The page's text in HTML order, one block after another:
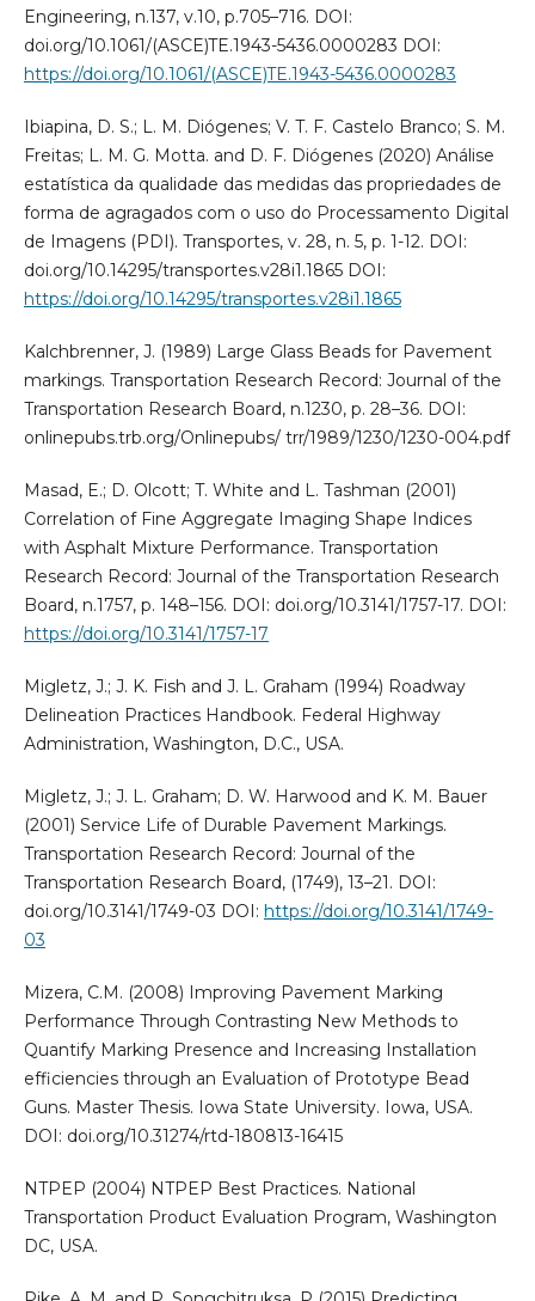
Engineering, n.137, v.10, p.705–716. DOI:
doi.org/10.1061/(ASCE)TE.1943-5436.0000283 DOI:
https://doi.org/10.1061/(ASCE)TE.1943-5436.0000283
Ibiapina, D. S.; L. M. Diógenes; V. T. F. Castelo Branco; S. M.
Freitas; L. M. G. Motta. and D. F. Diógenes (2020) Análise
estatística da qualidade das medidas das propriedades de
forma de agragados com o uso do Processamento Digital
de Imagens (PDI). Transportes, v. 28, n. 5, p. 1-12. DOI:
doi.org/10.14295/transportes.v28i1.1865 DOI:
https://doi.org/10.14295/transportes.v28i1.1865
Kalchbrenner, J. (1989) Large Glass Beads for Pavement
markings. Transportation Research Record: Journal of the
Transportation Research Board, n.1230, p. 28–36. DOI:
onlinepubs.trb.org/Onlinepubs/ trr/1989/1230/1230-004.pdf
Masad, E.; D. Olcott; T. White and L. Tashman (2001)
Correlation of Fine Aggregate Imaging Shape Indices
with Asphalt Mixture Performance. Transportation
Research Record: Journal of the Transportation Research
Board, n.1757, p. 148–156. DOI: doi.org/10.3141/1757-17. DOI:
https://doi.org/10.3141/1757-17
Migletz, J.; J. K. Fish and J. L. Graham (1994) Roadway
Delineation Practices Handbook. Federal Highway
Administration, Washington, D.C., USA.
Migletz, J.; J. L. Graham; D. W. Harwood and K. M. Bauer
(2001) Service Life of Durable Pavement Markings.
Transportation Research Record: Journal of the
Transportation Research Board, (1749), 13–21. DOI:
doi.org/10.3141/1749-03 DOI: https://doi.org/10.3141/1749-
03
Mizera, C.M. (2008) Improving Pavement Marking
Performance Through Contrasting New Methods to
Quantify Marking Presence and Increasing Installation
efficiencies through an Evaluation of Prototype Bead
Guns. Master Thesis. Iowa State University. Iowa, USA.
DOI: doi.org/10.31274/rtd-180813-16415
NTPEP (2004) NTPEP Best Practices. National
Transportation Product Evaluation Program, Washington
DC, USA.